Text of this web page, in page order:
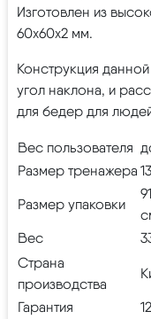
Изготовлен из
60х60х2 мм.
Конструкция
угол наклона, и
для бедер для
Вес пользователя
Размер тренажера
Размер упаковки
Вес
Страна
производства
Гарантия